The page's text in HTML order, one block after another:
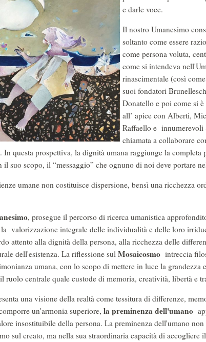
e darle voce.
Il nostro Umanesimo
soltanto come essere
come persona voluta,
come si intendeva
rinascimentale (così
suoi fondatori
Donatello e poi come si
all’ apice con Alberti,
Raffaello e innumerevoli
chiamata a collaborare
In questa prospettiva, la dignità umana raggiunge la completa
il suo scopo, il “messaggio” che ognuno di noi deve portare
umane non costituisce dispersione, bensì una ricchezza
, prosegue il percorso di ricerca umanistica
la valorizzazione integrale delle individualità e delle loro
attento alla dignità della persona, alla ricchezza delle
dell'esistenza. La riflessione sulMosaicosmo intreccia
umana, con lo scopo di mettere in luce la grandezza
ruolo centrale quale custode di memoria, creatività, libertà e
una visione della realtà come tessitura di differenze,
un'armonia superiore, la preminenza dell'umano
insostituibile della persona. La preminenza dell'umano non
sul creato, ma nella sua straordinaria capacità di accogliere